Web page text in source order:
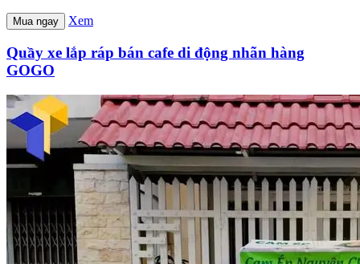
Mua ngay Xem
Quầy xe lắp ráp bán cafe di động nhãn hàng
GOGO